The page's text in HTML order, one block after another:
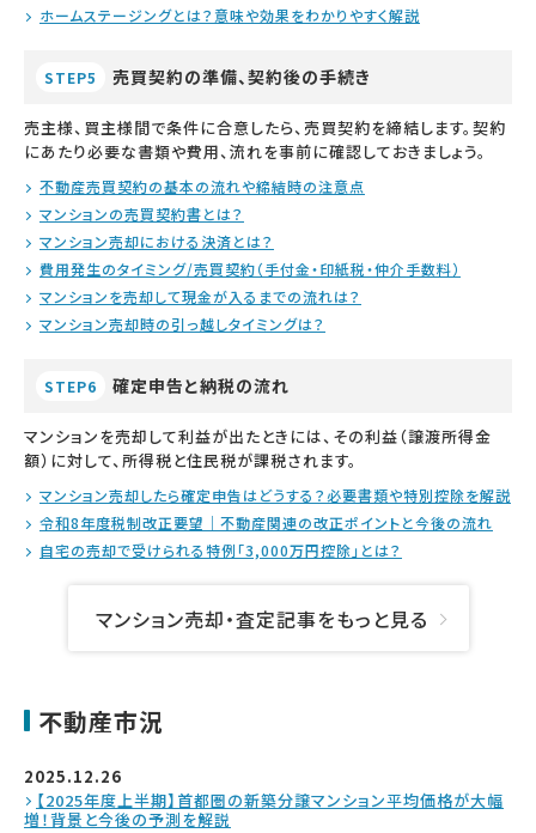
ホームステージングとは？意味や効果をわかりやすく解説
STEP5 売買契約の準備、契約後の手続き
売主様、買主様間で条件に合意したら、売買契約を締結します。契約
にあたり必要な書類や費用、流れを事前に確認しておきましょう。
不動産売買契約の基本の流れや締結時の注意点
マンションの売買契約書とは？
マンション売却における決済とは？
費用発生のタイミング/売買契約（手付金・印紙税・仲介手数料）
マンションを売却して現金が入るまでの流れは？
マンション売却時の引っ越しタイミングは？
STEP6 確定申告と納税の流れ
マンションを売却して利益が出たときには、その利益（譲渡所得金
額）に対して、所得税と住民税が課税されます。
マンション売却したら確定申告はどうする？必要書類や特別控除を解説
令和8年度税制改正要望｜不動産関連の改正ポイントと今後の流れ
自宅の売却で受けられる特例「3,000万円控除」とは？
マンション売却・査定記事をもっと見る
不動産市況
2025.12.26
【2025年度上半期】首都圏の新築分譲マンション平均価格が大幅
増！背景と今後の予測を解説